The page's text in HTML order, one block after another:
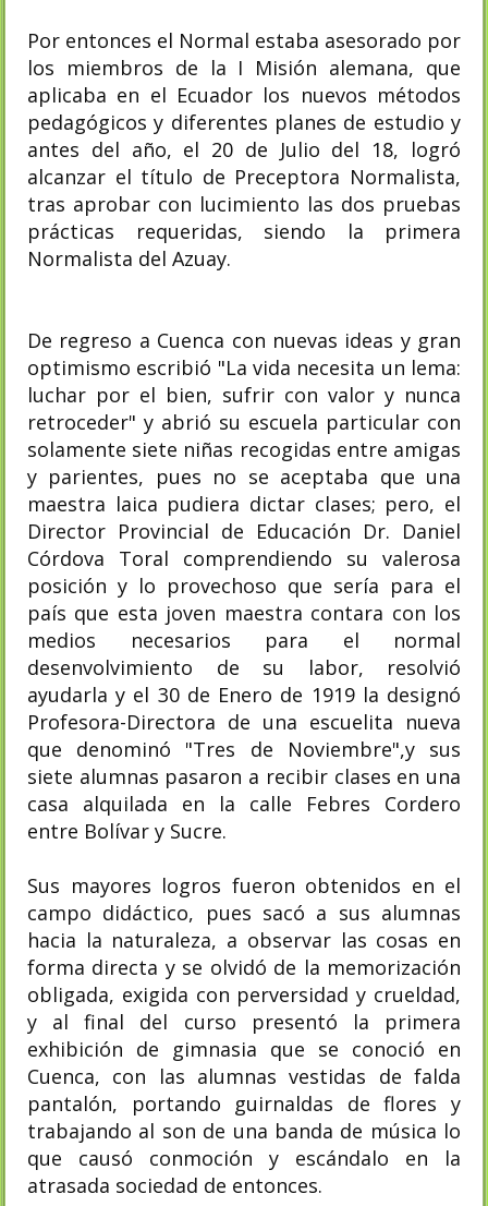
Por entonces el Normal estaba asesorado por
los miembros de la I Misión alemana, que
aplicaba en el Ecuador los nuevos métodos
pedagógicos y diferentes planes de estudio y
antes del año, el 20 de Julio del 18, logró
alcanzar el título de Preceptora Normalista,
tras aprobar con lucimiento las dos pruebas
prácticas requeridas, siendo la primera
Normalista del Azuay.
De regreso a Cuenca con nuevas ideas y gran
optimismo escribió "La vida necesita un lema:
luchar por el bien, sufrir con valor y nunca
retroceder" y abrió su escuela particular con
solamente siete niñas recogidas entre amigas
y parientes, pues no se aceptaba que una
maestra laica pudiera dictar clases; pero, el
Director Provincial de Educación Dr. Daniel
Córdova Toral comprendiendo su valerosa
posición y lo provechoso que sería para el
país que esta joven maestra contara con los
medios necesarios para el normal
desenvolvimiento de su labor, resolvió
ayudarla y el 30 de Enero de 1919 la designó
Profesora-Directora de una escuelita nueva
que denominó "Tres de Noviembre",y sus
siete alumnas pasaron a recibir clases en una
casa alquilada en la calle Febres Cordero
entre Bolívar y Sucre.
Sus mayores logros fueron obtenidos en el
campo didáctico, pues sacó a sus alumnas
hacia la naturaleza, a observar las cosas en
forma directa y se olvidó de la memorización
obligada, exigida con perversidad y crueldad,
y al final del curso presentó la primera
exhibición de gimnasia que se conoció en
Cuenca, con las alumnas vestidas de falda
pantalón, portando guirnaldas de flores y
trabajando al son de una banda de música lo
que causó conmoción y escándalo en la
atrasada sociedad de entonces.